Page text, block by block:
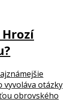
vyvoláva otázky
obrovského